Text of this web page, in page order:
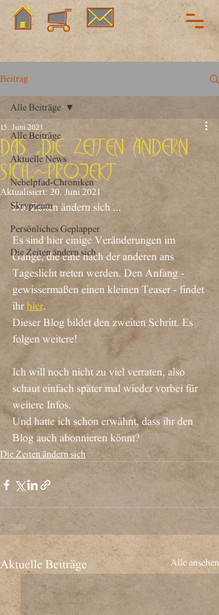
Beitrag
Alle Beiträge
Aktuelle News
Nebelpfad-Chroniken
Skrypteum
Persönliches Geplapper
Die Zeiten ändern sich
Alle Beiträge
Das "Die Zeiten ändern
sich"-Projekt
15. Juni 2021
Aktualisiert: 20. Juni 2021
Die Zeiten ändern sich ...
Es sind hier einige Veränderungen im
Gange, die eine nach der anderen ans
Tageslicht treten werden. Den Anfang -
gewissermaßen einen kleinen Teaser - findet
ihr hier.
Dieser Blog bildet den zweiten Schritt. Es
folgen weitere!
Ich will noch nicht zu viel verraten, also
schaut einfach später mal wieder vorbei für
weitere Infos.
Und hatte ich schon erwähnt, dass ihr den
Blog auch abonnieren könnt?
Die Zeiten ändern sich
Aktuelle Beiträge Alle ansehen